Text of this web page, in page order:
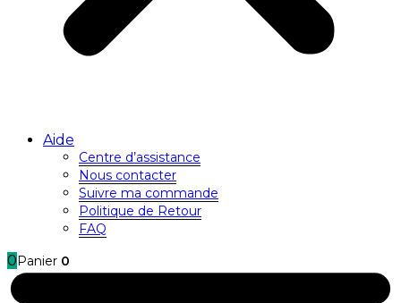
Aide
Centre d’assistance
Nous contacter
Suivre ma commande
Politique de Retour
FAQ
0 Panier 0